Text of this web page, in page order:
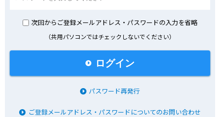
次回からご登録メールアドレス・パスワードの入力を省略
（共用パソコンではチェックしないでください）
ログイン
パスワード再発行
ご登録メールアドレス・パスワードについてのお問い合わせ